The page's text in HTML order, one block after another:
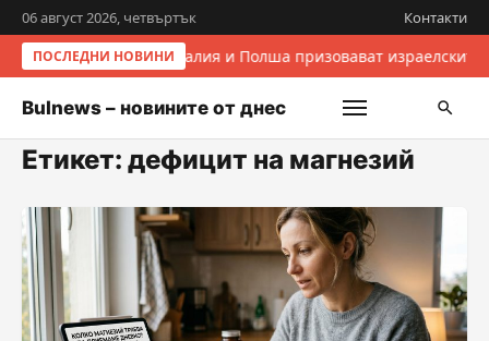
06 август 2026, четвъртък Контакти
ПОСЛЕДНИ НОВИНИИталия и Полша призовават
Bulnews – новините от днес
Етикет: дефицит на магнезий